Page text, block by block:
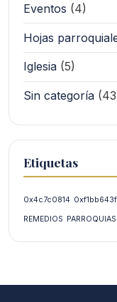
Eventos (4)
Hojas
Iglesia (5)
Sin categoría
Etiquetas
0x4c7c0814 0xf1bb643f
REMEDIOS PARROQUIAS